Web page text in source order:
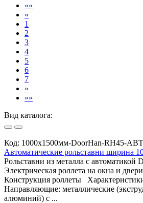
««
«
1
2
3
4
5
6
7
»
»»
Вид каталога:
Код: 1000х1500мм-DoorHan-RH45-АВТ
Автоматические рольставни ширина
Рольставни из металла с автоматикой
Электрическая роллета на окна и двери
Конструкция роллеты
Направляющие: металлические
алюминий) с ...